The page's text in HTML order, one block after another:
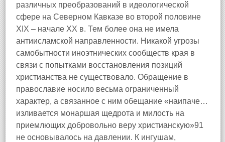
различных преобразований в идеологической
сфере на Северном Кавказе во второй половине
XIX – начале XX в. Тем более она не имела
антиисламской направленности. Никакой угрозы
самобытности иноэтнических сообществ края в
связи с попытками восстановления позиций
христианства не существовало. Обращение в
православие носило весьма ограниченный
характер, а связанное с ним обещание «наипаче…
изливается монаршая щедрота и милость на
приемлющих добровольно веру христианскую»91
не основывалось на давлении. К ингушам,